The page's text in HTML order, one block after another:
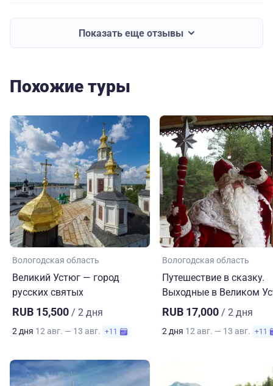
Показать еще отзывы
Похожие туры
Вологодская область
Великий Устюг — город
русских святых
RUB 15,500 / 2 дня
2 дня 12 авг. — 13 авг. +11
Вологодская область
Путешествие в сказку.
Выходные в Великом
RUB 17,000 / 2 дня
2 дня 12 авг. — 13 авг. +11